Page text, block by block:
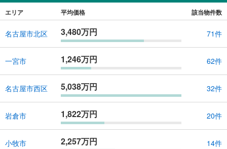
エリア 平均価格 該当物件数
名古屋市北区 3,480万円 71件
一宮市 1,246万円 62件
名古屋市西区 5,038万円 32件
岩倉市 1,822万円 20件
小牧市 2,257万円 14件